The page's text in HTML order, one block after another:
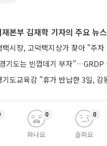
본부 김재학 기자의 주요 뉴스
화나요
0
슬퍼요
0